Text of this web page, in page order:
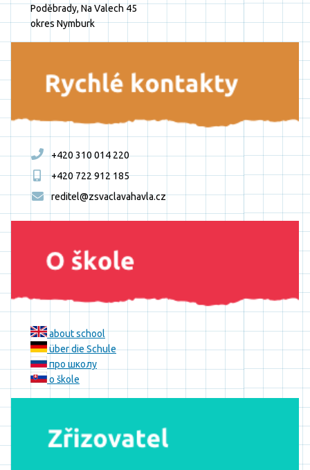
Poděbrady, Na Valech 45
okres Nymburk
+420 310 014 220
+420 722 912 185
reditel@zsvaclavahavla.cz
about school
über die Schule
про школу
o škole